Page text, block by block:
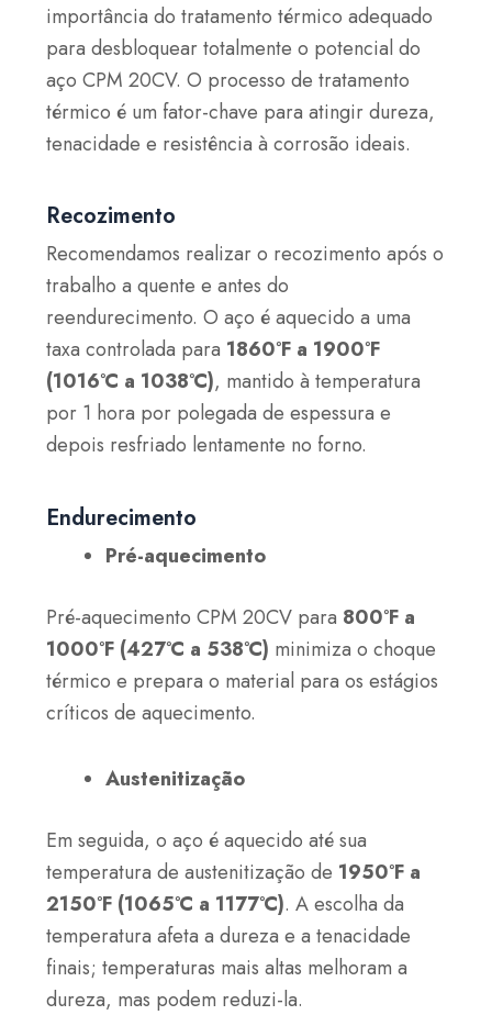
importância do tratamento térmico adequado
para desbloquear totalmente o potencial do
aço CPM 20CV. O processo de tratamento
térmico é um fator-chave para atingir dureza,
tenacidade e resistência à corrosão ideais.
Recozimento
Recomendamos realizar o recozimento após o
trabalho a quente e antes do
reendurecimento. O aço é aquecido a uma
taxa controlada para 1860°F a 1900°F
(1016°C a 1038°C), mantido à temperatura
por 1 hora por polegada de espessura e
depois resfriado lentamente no forno.
Endurecimento
Pré-aquecimento
Pré-aquecimento CPM 20CV para 800°F a
1000°F (427°C a 538°C) minimiza o choque
térmico e prepara o material para os estágios
críticos de aquecimento.
Austenitização
Em seguida, o aço é aquecido até sua
temperatura de austenitização de 1950°F a
2150°F (1065°C a 1177°C). A escolha da
temperatura afeta a dureza e a tenacidade
finais; temperaturas mais altas melhoram a
dureza, mas podem reduzi-la.